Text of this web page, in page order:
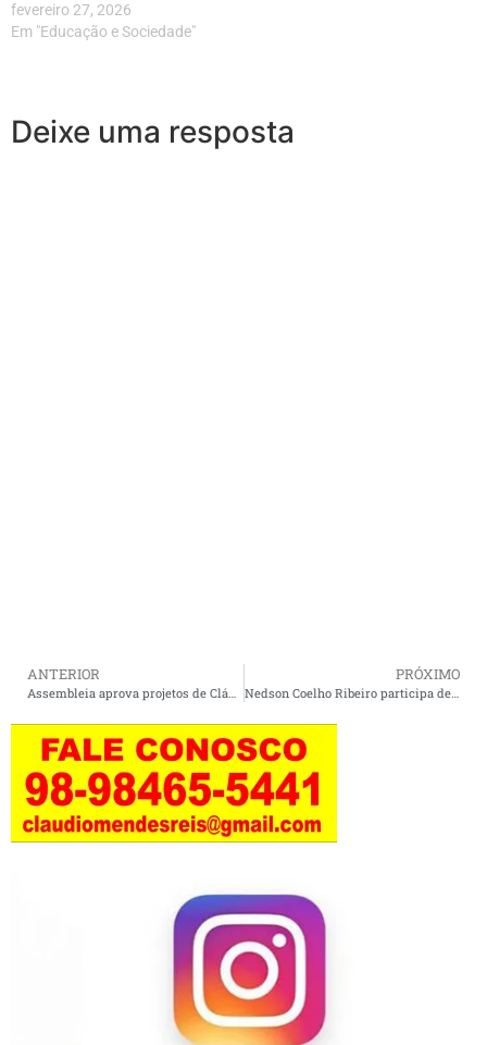
fevereiro 27, 2026
Em "Educação e Sociedade"
Deixe uma resposta
ANTERIOR
Assembleia aprova projetos de Cláudio Cunha que protegem o direito à moradia e valorizam o litoral
PRÓXIMO
Nedson Coelho Ribeiro participa de audiência pública e destaca avanço da educação estadual em Cururupu.